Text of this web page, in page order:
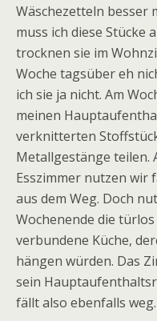
Wäschezetteln besser
muss ich diese Stücke
trocknen sie im
Woche tagsüber eh
ich sie ja nicht. Am
meinen
verknitterten
Metallgestänge teilen.
Esszimmer nutzen wir
aus dem Weg. Doch
Wochenende die
verbundene Küche,
hängen würden. Das
sein
fällt also ebenfalls